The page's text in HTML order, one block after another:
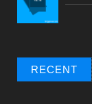
Chuyện Ý
RECENT